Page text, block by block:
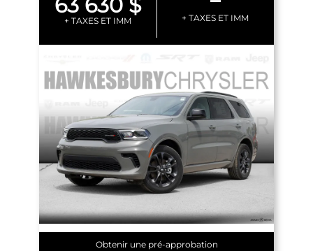
63 630 $
+ TAXES ET IMM + TAXES ET IMM
Obtenir une pré-approbation